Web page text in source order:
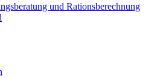
und Rationsberechnung